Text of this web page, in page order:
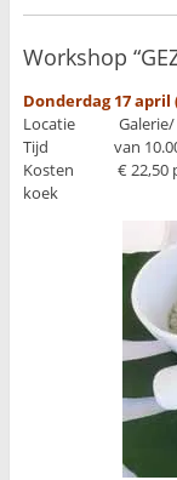
Workshop
Donderdag 17 april
Locatie Galerie/
Tijd van 10.00
Kosten € 22,50
koek